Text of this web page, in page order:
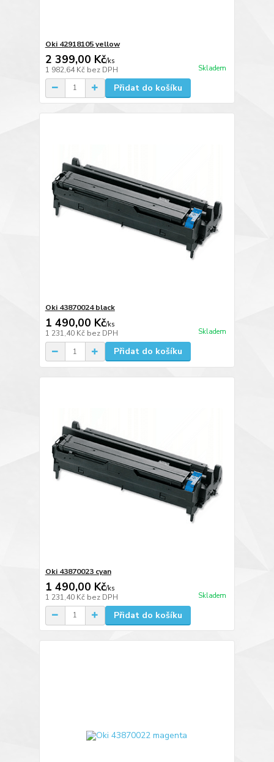
Oki 42918105 yellow
2 399,00 Kč/ks
1 982,64 Kč bez DPH Skladem
Přidat do košíku
Oki 43870024 black
1 490,00 Kč/ks
1 231,40 Kč bez DPH Skladem
Přidat do košíku
Oki 43870023 cyan
1 490,00 Kč/ks
1 231,40 Kč bez DPH Skladem
Přidat do košíku